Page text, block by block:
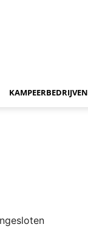
KAMPEERBEDRIJVEN